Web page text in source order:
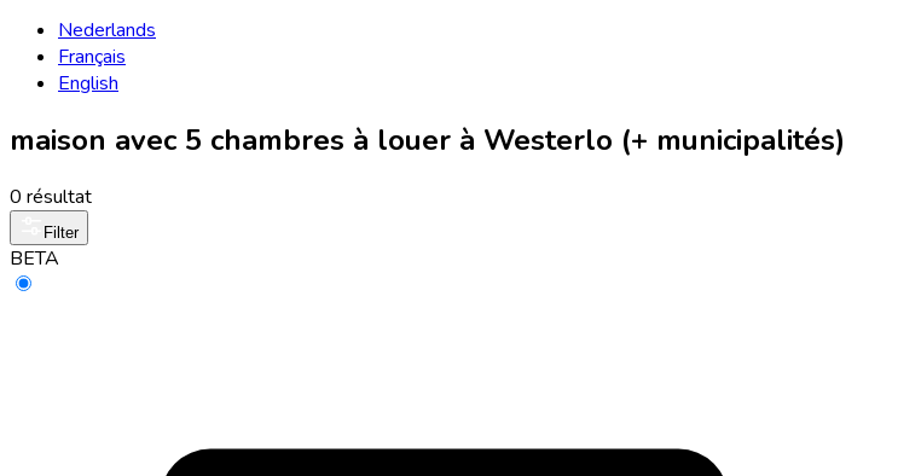
Nederlands
Français
English
maison avec 5 chambres à louer à Westerlo (+ municipalités)
0 résultat
Filter
BETA